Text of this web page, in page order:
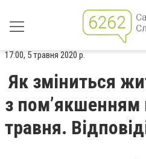
17:00, 5 травня 2020 р.
Як зміниться
з пом’якшенням
травня.